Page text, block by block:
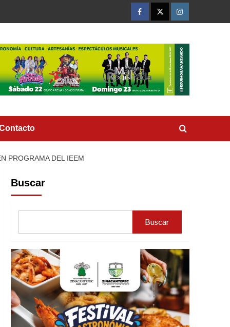
FacebookTwitterInstagram
PROGRAMA DEL IEEM
Buscar
Buscar